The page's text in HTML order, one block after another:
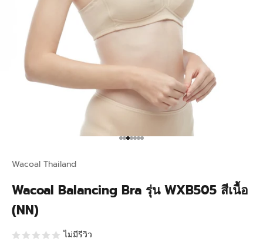
Go to item 1
Go to item 2
Go to item 3
Go to item 4
Go to item 5
Go to item 6
Go to item 7
Wacoal Thailand
Wacoal Balancing Bra รุ่น WXB505 สีเนื้อ
(NN)
ไม่มีรีวิว